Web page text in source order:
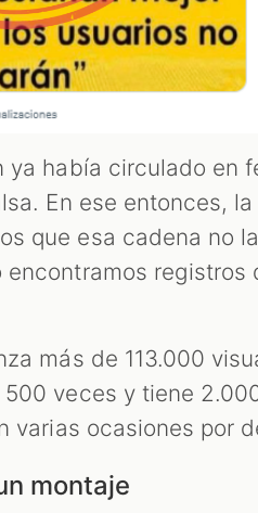
ya había circulado en
En ese entonces,
que esa cadena no
encontramos registros
más de 113.000
veces y tiene 2.000
varias ocasiones por
montaje